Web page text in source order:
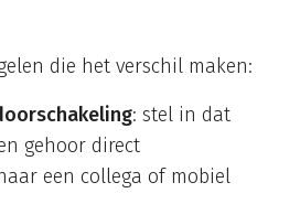
die het verschil maken:
: stel in dat
gehoor direct
een collega of mobiel